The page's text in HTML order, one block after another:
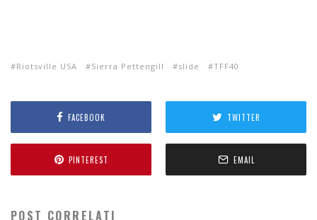
Riotsville USA Sierra Pettengill slide TFF40
FACEBOOK TWITTER
PINTEREST EMAIL
POST CORRELATI